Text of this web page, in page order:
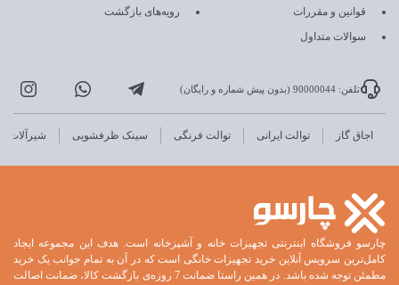
قوانین و مقررات
سوالات متداول
رویه‌های بازگشت
تلفن: 90000044 (بدون پیش شماره و رایگان)
اجاق گاز توالت ایرانی توالت فرنگی سینک ظرفشویی شیرآلات
چارسو فروشگاه اینترنتی تجهیزات خانه و آشپزخانه است. هدف این مجموعه ایجاد
کامل‌ترین سرویس آنلاین خرید تجهیزات خانگی است که در آن به تمام جوانب یک خرید
مطمئن توجه شده باشد. در همین راستا ضمانت 7 روزه‌ی بازگشت کالا، ضمانت اصالت